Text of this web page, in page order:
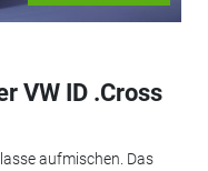
VW ID .Cross
aufmischen. Das